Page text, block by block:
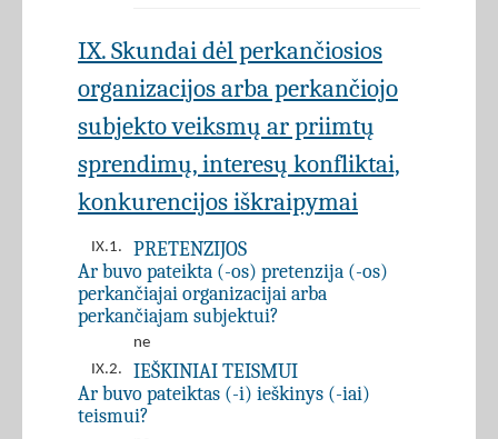
IX. Skundai dėl perkančiosios
organizacijos arba perkančiojo
subjekto veiksmų ar priimtų
sprendimų, interesų konfliktai,
konkurencijos iškraipymai
IX.1.
PRETENZIJOS
Ar buvo pateikta (-os) pretenzija (-os)
perkančiajai organizacijai arba
perkančiajam subjektui?
ne
IX.2.
IEŠKINIAI TEISMUI
Ar buvo pateiktas (-i) ieškinys (-iai)
teismui?